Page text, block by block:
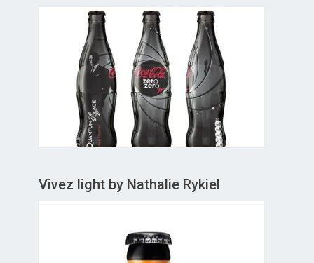
Vivez light by Nathalie Rykiel